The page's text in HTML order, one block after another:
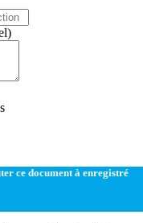
ce document à enregistré